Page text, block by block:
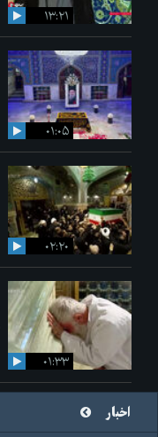
۱۳:۲۱
۰۱:۰۵
۰۲:۲۰
۰۱:۳۳
اخبار